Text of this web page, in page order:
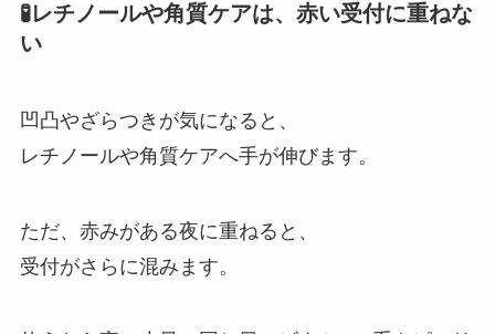
🧪レチノールや角質ケアは、赤い受付に重ねな
い
凹凸やざらつきが気になると、
レチノールや角質ケアへ手が伸びます。
ただ、赤みがある夜に重ねると、
受付がさらに混みます。